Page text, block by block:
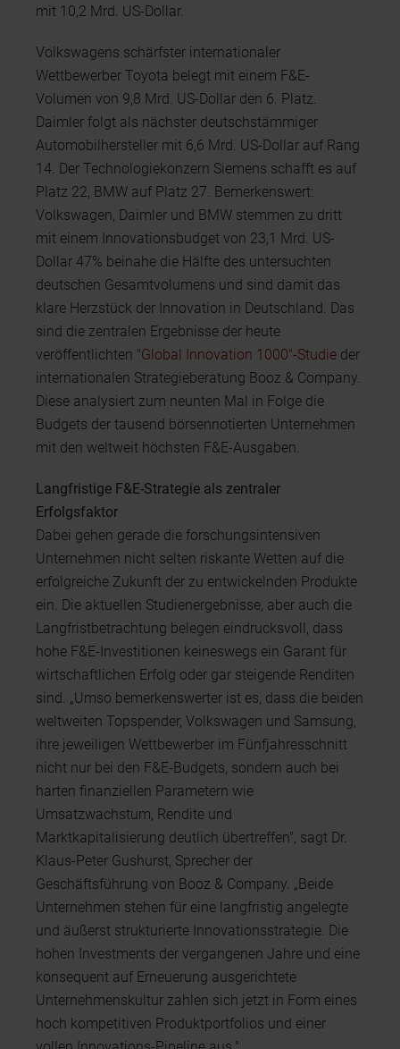
mit 10,2 Mrd. US-Dollar.
Volkswagens schärfster internationaler
Wettbewerber Toyota belegt mit einem F&E-
Volumen von 9,8 Mrd. US-Dollar den 6. Platz.
Daimler folgt als nächster deutschstämmiger
Automobilhersteller mit 6,6 Mrd. US-Dollar auf Rang
14. Der Technologiekonzern Siemens schafft es auf
Platz 22, BMW auf Platz 27. Bemerkenswert:
Volkswagen, Daimler und BMW stemmen zu dritt
mit einem Innovationsbudget von 23,1 Mrd. US-
Dollar 47% beinahe die Hälfte des untersuchten
deutschen Gesamtvolumens und sind damit das
klare Herzstück der Innovation in Deutschland. Das
sind die zentralen Ergebnisse der heute
veröffentlichten "Global Innovation 1000"-Studie der
internationalen Strategieberatung Booz & Company.
Diese analysiert zum neunten Mal in Folge die
Budgets der tausend börsennotierten Unternehmen
mit den weltweit höchsten F&E-Ausgaben.
Langfristige F&E-Strategie als zentraler
Erfolgsfaktor
Dabei gehen gerade die forschungsintensiven
Unternehmen nicht selten riskante Wetten auf die
erfolgreiche Zukunft der zu entwickelnden Produkte
ein. Die aktuellen Studienergebnisse, aber auch die
Langfristbetrachtung belegen eindrucksvoll, dass
hohe F&E-Investitionen keineswegs ein Garant für
wirtschaftlichen Erfolg oder gar steigende Renditen
sind. „Umso bemerkenswerter ist es, dass die beiden
weltweiten Topspender, Volkswagen und Samsung,
ihre jeweiligen Wettbewerber im Fünfjahresschnitt
nicht nur bei den F&E-Budgets, sondern auch bei
harten finanziellen Parametern wie
Umsatzwachstum, Rendite und
Marktkapitalisierung deutlich übertreffen", sagt Dr.
Klaus-Peter Gushurst, Sprecher der
Geschäftsführung von Booz & Company. „Beide
Unternehmen stehen für eine langfristig angelegte
und äußerst strukturierte Innovationsstrategie. Die
hohen Investments der vergangenen Jahre und eine
konsequent auf Erneuerung ausgerichtete
Unternehmenskultur zahlen sich jetzt in Form eines
hoch kompetitiven Produktportfolios und einer